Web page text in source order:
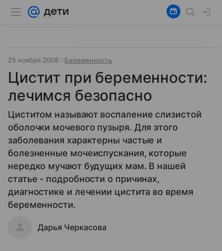
25 ноября 2008 Беременность
Цистит при беременности:
лечимся безопасно
Циститом называют воспаление слизистой
оболочки мочевого пузыря. Для этого
заболевания характерны частые и
болезненные мочеиспускания, которые
нередко мучают будущих мам. В нашей
статье - подробности о причинах,
диагностике и лечении цистита во время
беременности.
Дарья Черкасова